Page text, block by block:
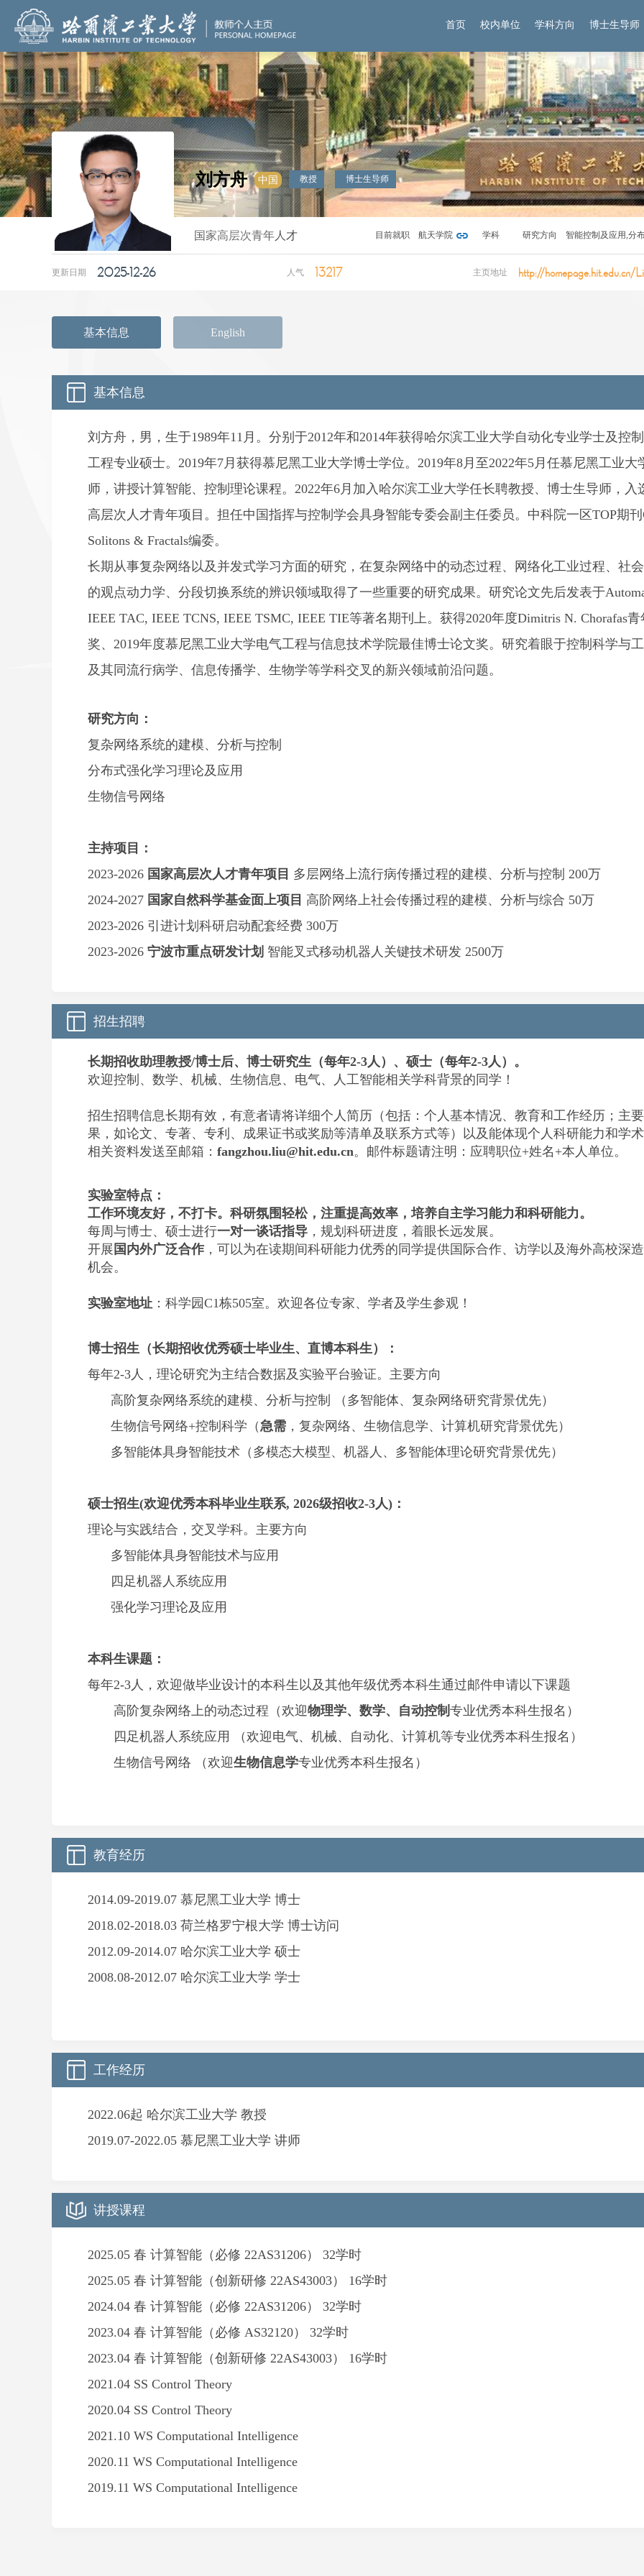
首页 校内单位 学科方向 博士生导师
刘方舟 中国 教授 博士生导师
国家高层次青年人才 目前就职 航天学院 学科 研究方向
智能控制及应用,分
更新日期 2025-12-26 人气 13217 主页地址 http://homepage.hit.edu.cn/
基本信息 English
基本信息
刘方舟，男，生于1989年11月。分别于2012年和2014年获得哈尔滨工业大学自动化专业学士及控
工程专业硕士。2019年7月获得慕尼黑工业大学博士学位。2019年8月至2022年5月任慕尼黑工业大
师，讲授计算智能、控制理论课程。2022年6月加入哈尔滨工业大学任长聘教授、博士生导师，入
高层次人才青年项目。担任中国指挥与控制学会具身智能专委会副主任委员。中科院一区TOP期刊
Solitons & Fractals编委。
长期从事复杂网络以及并发式学习方面的研究，在复杂网络中的动态过程、网络化工业过程、社
的观点动力学、分段切换系统的辨识领域取得了一些重要的研究成果。研究论文先后发表于
IEEE TAC, IEEE TCNS, IEEE TSMC, IEEE TIE等著名期刊上。获得2020年度Dimitris N. Chorafas
奖、2019年度慕尼黑工业大学电气工程与信息技术学院最佳博士论文奖。研究着眼于控制科学与
及其同流行病学、信息传播学、生物学等学科交叉的新兴领域前沿问题。
研究方向：
复杂网络系统的建模、分析与控制
分布式强化学习理论及应用
生物信号网络
主持项目：
2023-2026 国家高层次人才青年项目 多层网络上流行病传播过程的建模、分析与控制 200万
2024-2027 国家自然科学基金面上项目 高阶网络上社会传播过程的建模、分析与综合 50万
2023-2026 引进计划科研启动配套经费 300万
2023-2026 宁波市重点研发计划 智能叉式移动机器人关键技术研发 2500万
招生招聘
长期招收助理教授/博士后、博士研究生（每年2-3人）、硕士（每年2-3人） 。
欢迎控制、数学、机械、生物信息、电气、人工智能相关学科背景的同学！
招生招聘信息长期有效，有意者请将详细个人简历（包括：个人基本情况、教育和工作经历；主
果，如论文、专著、专利、成果证书或奖励等清单及联系方式等）以及能体现个人科研能力和学
相关资料发送至邮箱： fangzhou.liu@hit.edu.cn。邮件标题请注明：应聘职位+姓名+本人单位。
实验室特点：
工作环境友好，不打卡。科研氛围轻松，注重提高效率，培养自主学习能力和科研能力。
每周与博士、硕士进行一对一谈话指导 ，规划科研进度，着眼长远发展。
开展 国内外广泛合作 ， 可以为在读期间科研能力优秀的同学提供国际合作、访学以及海外高校深
机会。
实验室地址 ：科学园C1栋505室。欢迎各位专家、学者及学生参观！
博士招生（长期招收优秀硕士毕业生、直博本科生）：
每年2-3人，理论研究为主结合数据及实验平台验证。主要方向
高阶复杂网络系统的建模、分析与控制
（多智能体、复杂网络研究背景优先）
生物信号网络+控制科学 （急需 ， 复杂网络、生物信息学、计算机研究背景优先）
多智能体具身智能技术 （多模态大模型、机器人、多智能体理论研究背景优先）
硕士招生(欢迎优秀本科毕业生联系, 2026级招收2-3人)：
理论与实践结合，交叉学科。主要方向
多智能体具身智能技术与应用
四足机器人系统应用
强化学习理论及应用
本科生课题：
每年2-3人， 欢迎做毕业设计的本科生以及其他年级优秀本科生通过邮件申请以下课题
高阶复杂网络上的动态过程 （欢迎物理学、数学、自动控制 专业优秀本科生报名）
四足机器人系统应用
（欢迎电气、机械、自动化、计算机等专业优秀本科生报名 ）
生物信号网络 （欢迎生物信息学专业优秀本科生报名）
教育经历
2014.09-2019.07 慕尼黑工业大学 博士
2018.02-2018.03 荷兰格罗宁根大学 博士访问
2012.09-2014.07 哈尔滨工业大学 硕士
2008.08-2012.07 哈尔滨工业大学 学士
工作经历
2022.06起 哈尔滨工业大学 教授
2019.07-2022.05 慕尼黑工业大学 讲师
讲授课程
2025.05 春 计算智能（必修 22AS31206） 32学时
2025.05 春 计算智能（创新研修 22AS43003） 16学时
2024.04 春 计算智能（必修 22AS31206） 32学时
2023.04 春 计算智能（必修 AS32120） 32学时
2023.04 春 计算智能（创新研修 22AS43003） 16学时
2021.04 SS Control Theory
2020.04 SS Control Theory
2021.10 WS Computational Intelligence
2020.11 WS Computational Intelligence
2019.11 WS Computational Intelligence